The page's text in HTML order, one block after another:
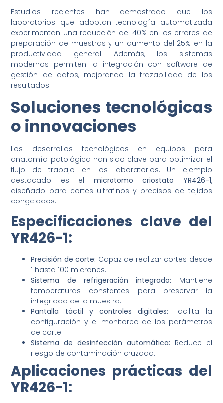
Estudios recientes han demostrado que los
laboratorios que adoptan tecnología automatizada
experimentan una reducción del 40% en los errores de
preparación de muestras y un aumento del 25% en la
productividad general. Además, los sistemas
modernos permiten la integración con software de
gestión de datos, mejorando la trazabilidad de los
resultados.
Soluciones tecnológicas
o innovaciones
Los desarrollos tecnológicos en equipos para
anatomía patológica han sido clave para optimizar el
flujo de trabajo en los laboratorios. Un ejemplo
destacado es el microtomo criostato YR426-1,
diseñado para cortes ultrafinos y precisos de tejidos
congelados.
Especificaciones clave del
YR426-1:
Precisión de corte: Capaz de realizar cortes desde
1 hasta 100 micrones.
Sistema de refrigeración integrado: Mantiene
temperaturas constantes para preservar la
integridad de la muestra.
Pantalla táctil y controles digitales: Facilita la
configuración y el monitoreo de los parámetros
de corte.
Sistema de desinfección automática: Reduce el
riesgo de contaminación cruzada.
Aplicaciones prácticas del
YR426-1: